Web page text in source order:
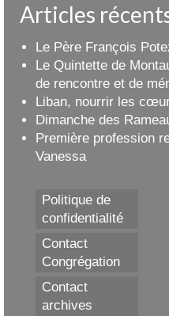
Articles
Le Père François
Le Quintette de
de rencontre et de
Liban, nourrir les
Dimanche des
Première profession
Vanessa
Politique de
confidentialité
Contact
Congrégation
Contact
archives